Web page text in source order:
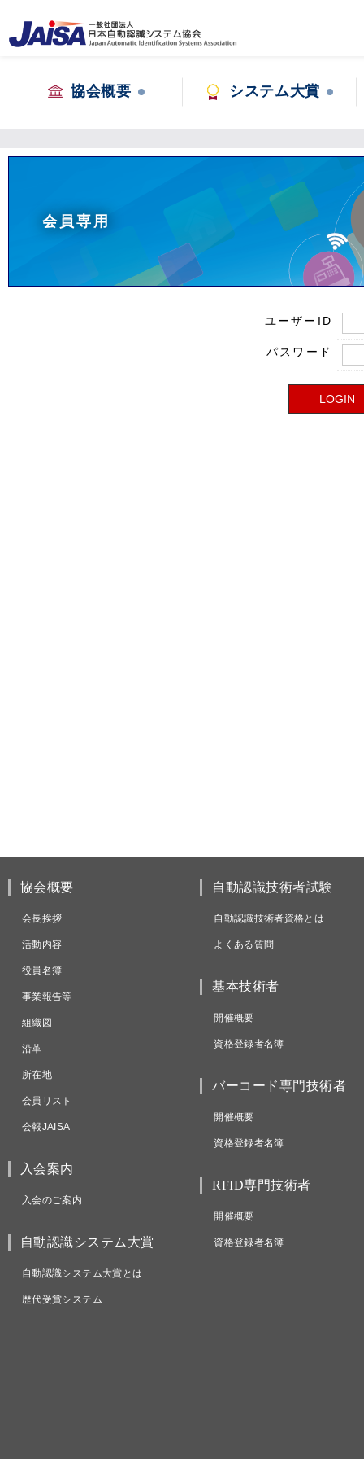
協会概要 システム大賞
会員専用
ユーザーID
パスワード
協会概要
会長挨拶
活動内容
役員名簿
事業報告等
組織図
沿革
所在地
会員リスト
会報JAISA
入会案内
入会のご案内
自動認識システム大賞
自動認識システム大賞とは
歴代受賞システム
自動認識技術者試験
自動認識技術者資格とは
よくある質問
基本技術者
開催概要
資格登録者名簿
バーコード専門技術者
開催概要
資格登録者名簿
RFID専門技術者
開催概要
資格登録者名簿